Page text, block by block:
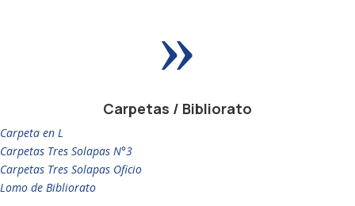
»
Carpetas / Bibliorato
Carpeta en L
Carpetas Tres Solapas N°3
Carpetas Tres Solapas Oficio
Lomo de Bibliorato